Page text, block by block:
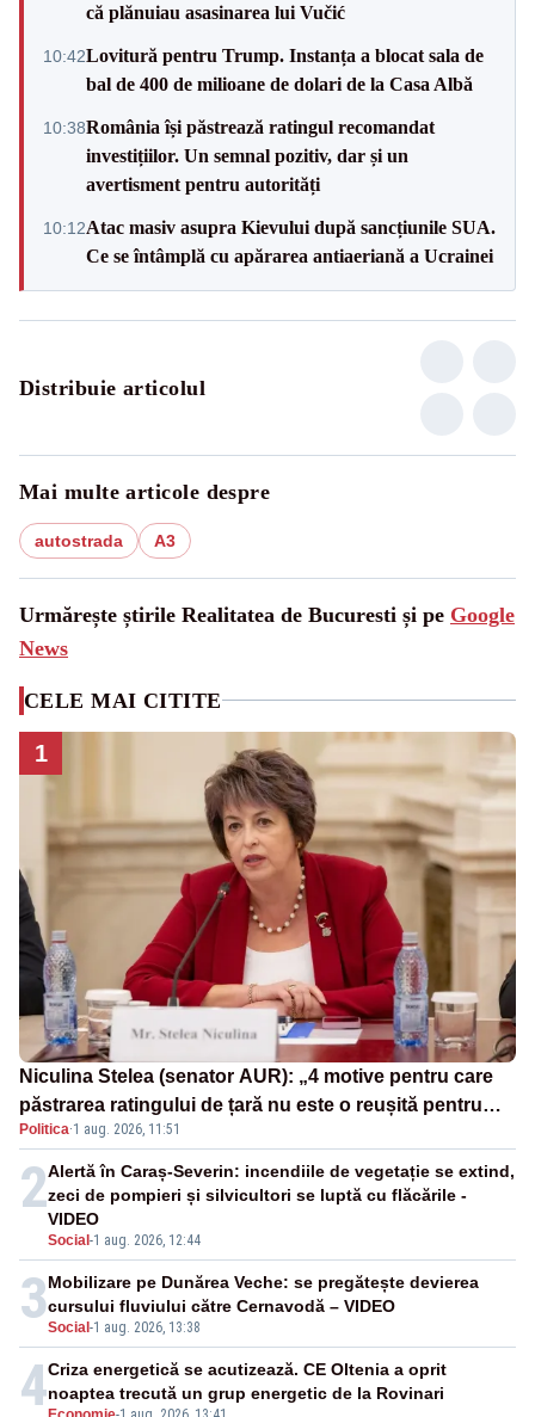
că plănuiau asasinarea lui Vučić
10:42Lovitură pentru Trump. Instanța a blocat sala de
bal de 400 de milioane de dolari de la Casa Albă
10:38România își păstrează ratingul recomandat
investițiilor. Un semnal pozitiv, dar și un
avertisment pentru autorități
10:12Atac masiv asupra Kievului după sancțiunile SUA.
Ce se întâmplă cu apărarea antiaeriană a Ucrainei
Distribuie articolul
Mai multe articole despre
autostrada A3
Urmărește știrile Realitatea de Bucuresti și pe Google
News
CELE MAI CITITE
1
Niculina Stelea (senator AUR): „4 motive pentru care
păstrarea ratingului de țară nu este o reușită pentru
Guvernul Bolojan”
Politica·1 aug. 2026, 11:51
2
Social -1 aug. 2026, 12:44
Alertă în Caraș-Severin: incendiile de vegetație se extind,
zeci de pompieri și silvicultori se luptă cu flăcările -
VIDEO
3Social -1 aug. 2026, 13:38
Mobilizare pe Dunărea Veche: se pregătește devierea
cursului fluviului către Cernavodă – VIDEO
4Criza energetică se acutizează. CE Oltenia a oprit
noaptea trecută un grup energetic de la Rovinari